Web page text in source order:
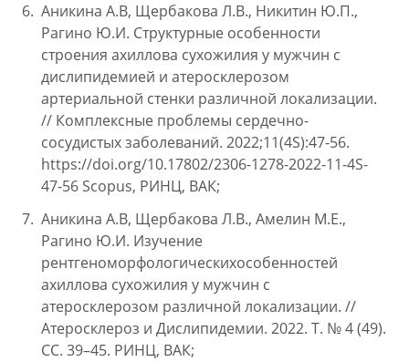
Аникина А.В, Щербакова Л.В., Никитин Ю.П.,
Рагино Ю.И. Структурные особенности
строения ахиллова сухожилия у мужчин с
дислипидемией и атеросклерозом
артериальной стенки различной локализации.
// Комплексные проблемы сердечно-
сосудистых заболеваний. 2022;11(4S):47-56.
https://doi.org/10.17802/2306-1278-2022-11-4S-
47-56 Scopus, РИНЦ, ВАК;
Аникина А.В, Щербакова Л.В., Амелин М.Е.,
Рагино Ю.И. Изучение
рентгеноморфологическихособенностей
ахиллова сухожилия у мужчин с
атеросклерозом различной локализации. //
Атеросклероз и Дислипидемии. 2022. Т. № 4 (49).
СС. 39–45. РИНЦ, ВАК;